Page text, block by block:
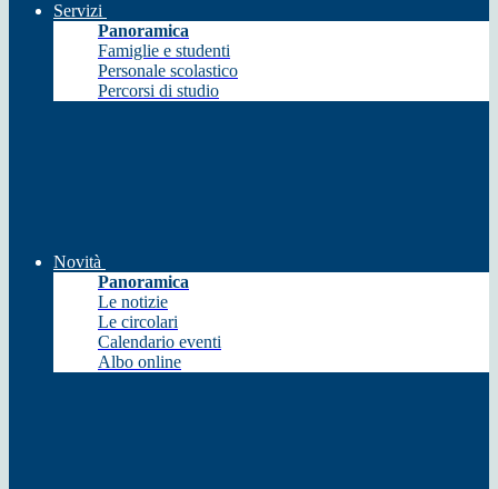
Servizi
Panoramica
Famiglie e studenti
Personale scolastico
Percorsi di studio
Novità
Panoramica
Le notizie
Le circolari
Calendario eventi
Albo online